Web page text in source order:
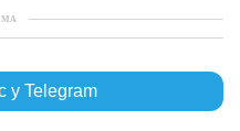
у Telegram